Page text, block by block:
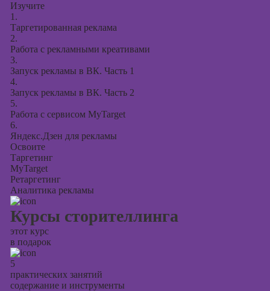
Изучите
1.
Таргетированная реклама
2.
Работа с рекламными креативами
3.
Запуск рекламы в ВК. Часть 1
4.
Запуск рекламы в ВК. Часть 2
5.
Работа с сервисом MyTarget
6.
Яндекс.Дзен для рекламы
Освоите
Таргетинг
MyTarget
Ретаргетинг
Аналитика рекламы
Курсы сторителлинга
этот курс
в подарок
5
практических занятий
содержание и инструменты